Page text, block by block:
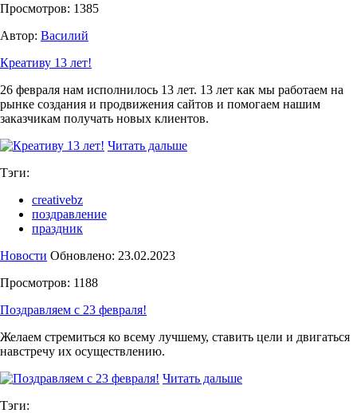
Просмотров: 1385
Автор: Василий
Креативу 13 лет!
26 февраля нам исполнилось 13 лет. 13 лет как мы работаем на
рынке создания и продвижения сайтов и помогаем нашим
заказчикам получать новых клиентов.
Читать дальше
Тэги:
creativebz
поздравление
праздник
Новости Обновлено: 23.02.2023
Просмотров: 1188
Поздравляем с 23 февраля!
Желаем стремиться ко всему лучшему, ставить цели и двигаться
навстречу их осуществлению.
Читать дальше
Тэги: